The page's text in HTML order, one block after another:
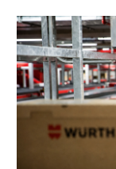
S
M
E
N
C